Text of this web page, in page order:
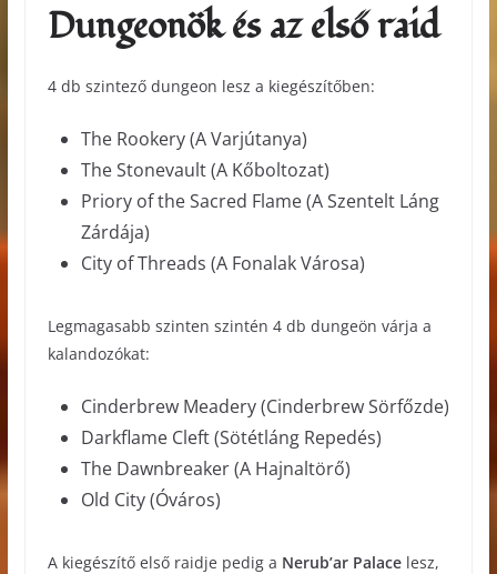
Dungeonök és az első raid
4 db szintező dungeon lesz a kiegészítőben:
The Rookery (A Varjútanya)
The Stonevault (A Kőboltozat)
Priory of the Sacred Flame (A Szentelt Láng
Zárdája)
City of Threads (A Fonalak Városa)
Legmagasabb szinten szintén 4 db dungeön várja a
kalandozókat:
Cinderbrew Meadery (Cinderbrew Sörfőzde)
Darkflame Cleft (Sötétláng Repedés)
The Dawnbreaker (A Hajnaltörő)
Old City (Óváros)
A kiegészítő első raidje pedig a Nerub’ar Palace lesz,